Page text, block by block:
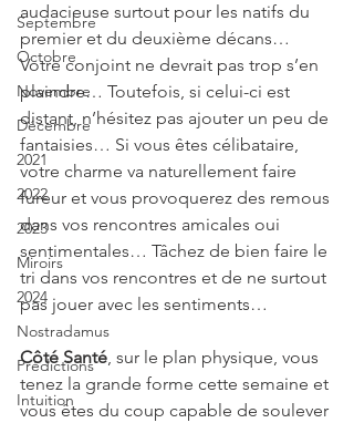
Septembre
Octobre
Novembre
Décembre
2021
2022
2023
Miroirs
2024
Nostradamus
Prédictions
Intuition
audacieuse surtout pour les natifs du
premier et du deuxième décans…
Votre conjoint ne devrait pas trop s’en
plaindre… Toutefois, si celui-ci est
distant, n’hésitez pas ajouter un peu de
fantaisies… Si vous êtes célibataire,
votre charme va naturellement faire
fureur et vous provoquerez des remous
dans vos rencontres amicales oui
sentimentales… Tâchez de bien faire le
tri dans vos rencontres et de ne surtout
pas jouer avec les sentiments…
Côté Santé, sur le plan physique, vous
tenez la grande forme cette semaine et
vous êtes du coup capable de soulever